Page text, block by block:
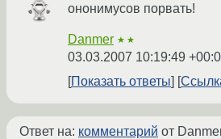
ононимусов порвать!
Danmer ★★
03.03.2007 10:19:49
Показать ответы
Ответ на: комментарий от